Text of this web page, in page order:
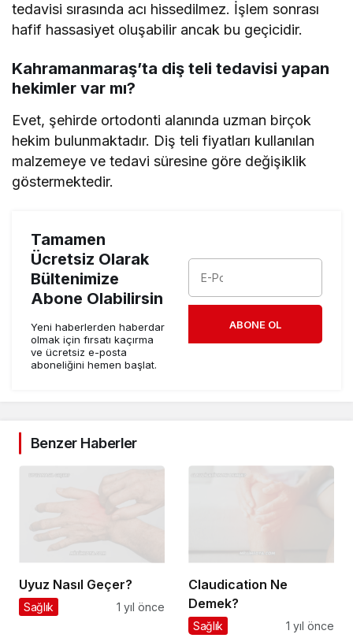
tedavisi sırasında acı hissedilmez. İşlem sonrası
hafif hassasiyet oluşabilir ancak bu geçicidir.
Kahramanmaraş’ta diş teli tedavisi yapan
hekimler var mı?
Evet, şehirde ortodonti alanında uzman birçok
hekim bulunmaktadır. Diş teli fiyatları kullanılan
malzemeye ve tedavi süresine göre değişiklik
göstermektedir.
Tamamen
Ücretsiz Olarak
Bültenimize
Abone Olabilirsin
Yeni haberlerden haberdar
olmak için fırsatı kaçırma
ve ücretsiz e-posta
aboneliğini hemen başlat.
ABONE OL
Benzer Haberler
Uyuz Nasıl Geçer?
Sağlık 1 yıl önce
Claudication Ne
Demek?
Sağlık 1 yıl önce